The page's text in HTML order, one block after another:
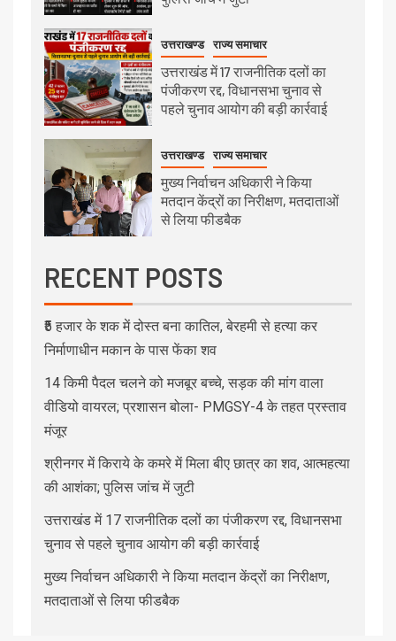
उत्तराखण्ड राज्य समाचार
उत्तराखंड में 17 राजनीतिक दलों का
पंजीकरण रद्द, विधानसभा चुनाव से
पहले चुनाव आयोग की बड़ी कार्रवाई
उत्तराखण्ड राज्य समाचार
मुख्य निर्वाचन अधिकारी ने किया
मतदान केंद्रों का निरीक्षण, मतदाताओं
से लिया फीडबैक
RECENT POSTS
₹5 हजार के शक में दोस्त बना कातिल, बेरहमी से हत्या कर
निर्माणाधीन मकान के पास फेंका शव
14 किमी पैदल चलने को मजबूर बच्चे, सड़क की मांग वाला
वीडियो वायरल; प्रशासन बोला- PMGSY-4 के तहत प्रस्ताव
मंजूर
श्रीनगर में किराये के कमरे में मिला बीए छात्र का शव, आत्महत्या
की आशंका; पुलिस जांच में जुटी
उत्तराखंड में 17 राजनीतिक दलों का पंजीकरण रद्द, विधानसभा
चुनाव से पहले चुनाव आयोग की बड़ी कार्रवाई
मुख्य निर्वाचन अधिकारी ने किया मतदान केंद्रों का निरीक्षण,
मतदाताओं से लिया फीडबैक